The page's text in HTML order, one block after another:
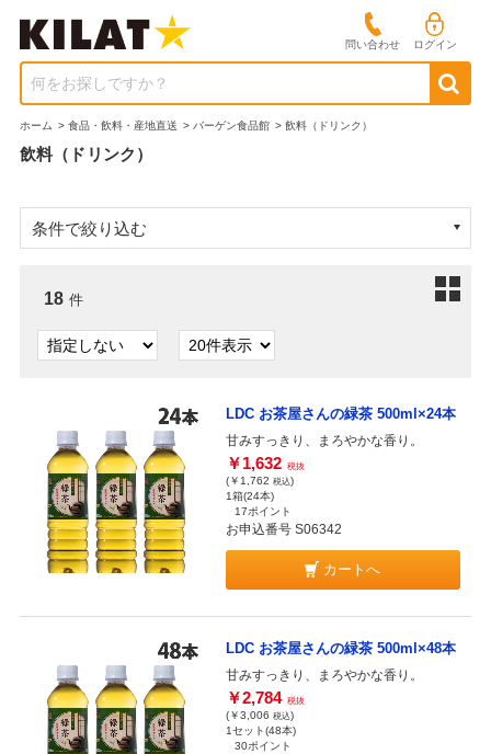
問い合わせ ログイン
何をお探しですか？
ホーム > 食品・飲料・産地直送 > バーゲン食品館 > 飲料（ドリンク）
飲料（ドリンク）
条件で絞り込む
18 件
LDC お茶屋さんの緑茶 500ml×24本
甘みすっきり、まろやかな香り。
￥1,632 税抜
(￥1,762 税込)
1箱(24本)
17ポイント
お申込番号 S06342
カートへ
LDC お茶屋さんの緑茶 500ml×48本
甘みすっきり、まろやかな香り。
￥2,784 税抜
(￥3,006 税込)
1セット(48本)
30ポイント